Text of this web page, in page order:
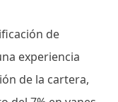
de
experiencia
de la cartera,